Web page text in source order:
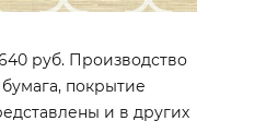
руб. Производство
покрытие
и в других